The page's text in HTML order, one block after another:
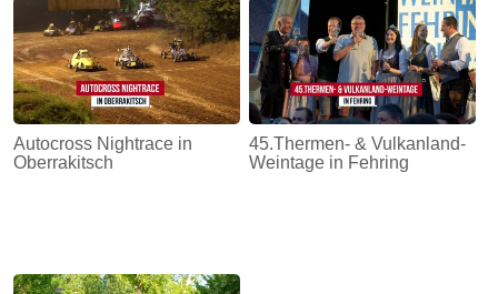
Autocross Nightrace in
Oberrakitsch
45.Thermen- & Vulkanland-
Weintage in Fehring